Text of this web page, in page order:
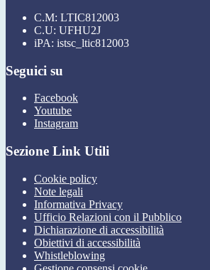
C.M: LTIC812003
C.U: UFHU2J
iPA: istsc_ltic812003
Seguici su
Facebook
Youtube
Instagram
Sezione Link Utili
Cookie policy
Note legali
Informativa Privacy
Ufficio Relazioni con il Pubblico
Dichiarazione di accessibilità
Obiettivi di accessibilità
Whistleblowing